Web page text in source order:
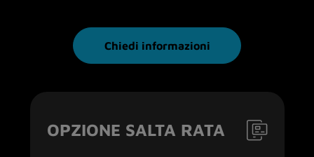
Chiedi informazioni
OPZIONE SALTA RATA